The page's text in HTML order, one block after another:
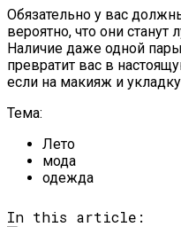
Обязательно у вас
вероятно, что они
Наличие даже одной
превратит вас в
если на макияж и
Тема:
Лето
мода
одежда
In this article: